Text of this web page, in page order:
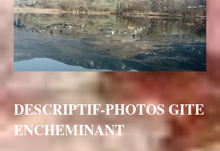
Chevelu
DESCRIPTIF-PHOTOS GITE
ENCHEMINANT